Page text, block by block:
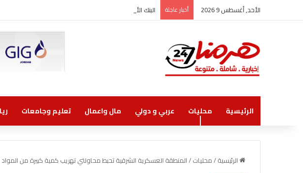
الأحد, أغسطس 9 2026 أخبار عاجلة البنك الأردني الكويتي يوقع اتفاقية تعاون مع الشركة
الرئيسية محليات عربي و دولي مال واعمال تعليم وجامعات
الرئيسية/محليات/المنطقة العسكرية الشرقية تحبط محاولتي تهريب كمية كبيرة من